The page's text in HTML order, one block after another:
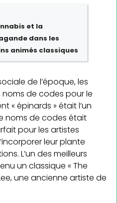
et la
dans les
animés classiques
de l’époque, les
de codes pour le
« épinards » était l’un
noms de codes était
pour les artistes
leur plante
L’un des meilleurs
un classique « The
une ancienne artiste de